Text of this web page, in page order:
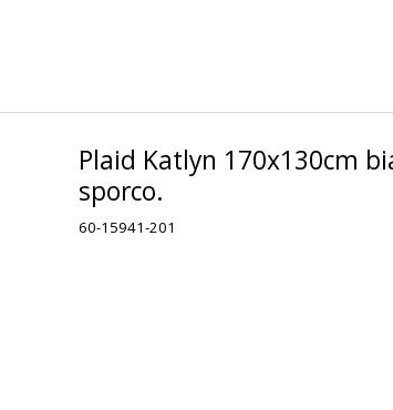
Plaid Katlyn 170x130cm
sporco.
60-15941-201